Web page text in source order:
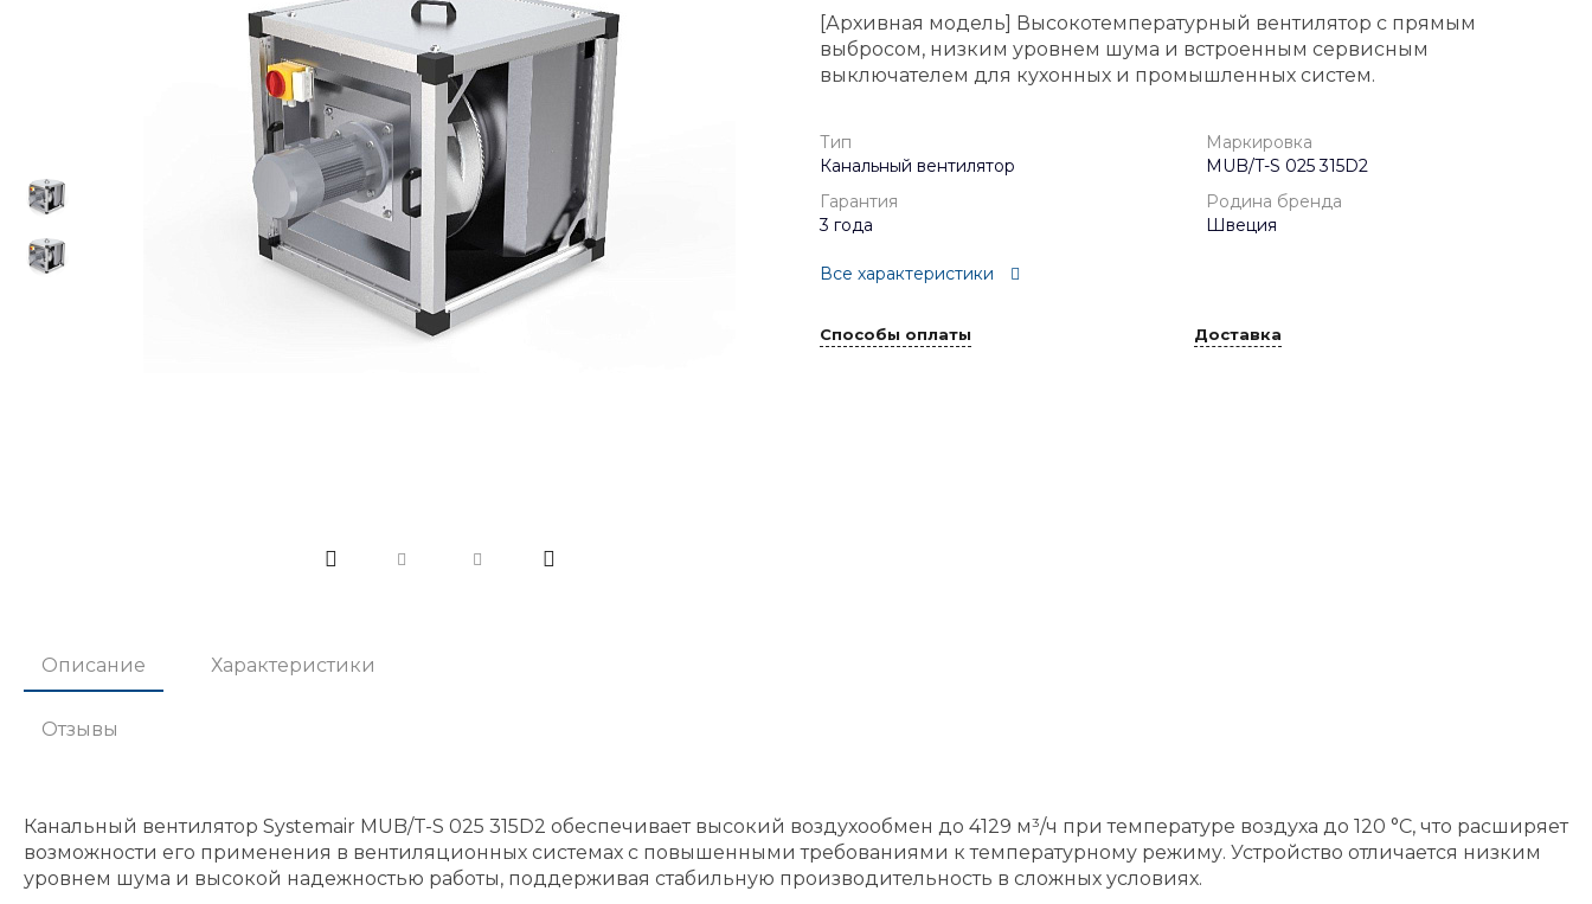
[Архивная модель] Высокотемпературный вентилятор с прямым
выбросом, низким уровнем шума и встроенным сервисным
выключателем для кухонных и промышленных систем.
Тип
Канальный вентилятор
Маркировка
MUB/T-S 025 315D2
Гарантия
3 года
Родина бренда
Швеция
Все характеристики
Способы оплаты Доставка
Описание Характеристики
Отзывы
Канальный вентилятор Systemair MUB/T-S 025 315D2 обеспечивает высокий воздухообмен до 4129 м³/ч при температуре воздуха до 120 °C, что расширяет
возможности его применения в вентиляционных системах с повышенными требованиями к температурному режиму. Устройство отличается низким
уровнем шума и высокой надежностью работы, поддерживая стабильную производительность в сложных условиях.